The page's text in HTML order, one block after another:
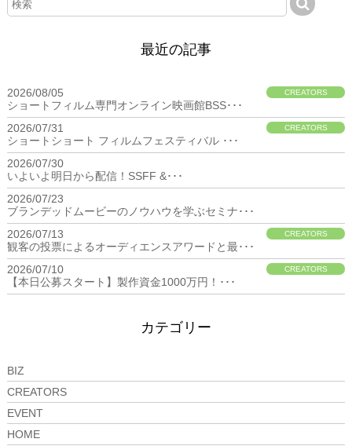
最近の記事
2026/08/05 CREATORS
ショートフィルム専門オンライン映画館BSS･･･
2026/07/31
CREATORS
ショートショート フィルムフェスティバル ･･･
2026/07/30
いよいよ明日から配信！SSFF &･･･
2026/07/23
ブランデッドムービーのノウハウを学ぶセミナ･･･
2026/07/13
CREATORS
観客の投票によるオーディエンスアワードと最･･･
2026/07/10
CREATORS
【本日公募スタート】製作資金1000万円！･･･
カテゴリー
BIZ
CREATORS
EVENT
HOME